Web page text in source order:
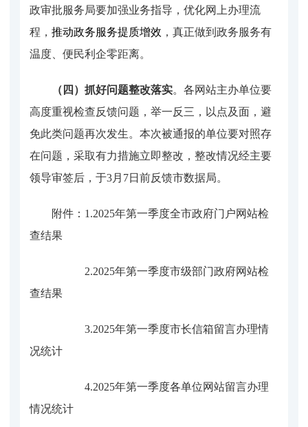
政审批服务局要加强业务指导，优化网上办理流
程， 推动政务服务提质增效 ，真正做到政务服务有
温度、便民利企零距离。
（四） 抓好问题整改落实。各网站主办单位要
高度重视检查反馈问题，举一反三，以点及面，避
免此类问题再次发生。本次被通报的单位要对照存
在问题，采取有力措施立即整改，整改情况经主要
领导审签后，于3月7日前反馈市数据局。
附件： 1.2025年第一季度全市政府门户网站检
查结果
2.2025年第一季度市级部门政府网站检
查结果
3.2025年第一季度市长信箱留言办理情
况统计
4.2025年第一季度各单位网站留言办理
情况统计